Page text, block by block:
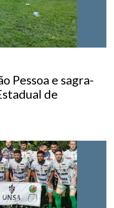
Pessoa e sagra-
de